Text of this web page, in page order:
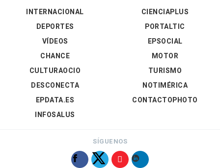
INTERNACIONAL
DEPORTES
VÍDEOS
CIENCIAPLUS
PORTALTIC
EPSOCIAL
CHANCE
CULTURAOCIO
DESCONECTA
EPDATA.ES
INFOSALUS
MOTOR
TURISMO
NOTIMÉRICA
CONTACTOPHOTO
SÍGUENOS